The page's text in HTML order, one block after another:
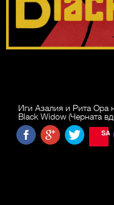
Иги Азалия и Рита Ора
Black Widow (Черната